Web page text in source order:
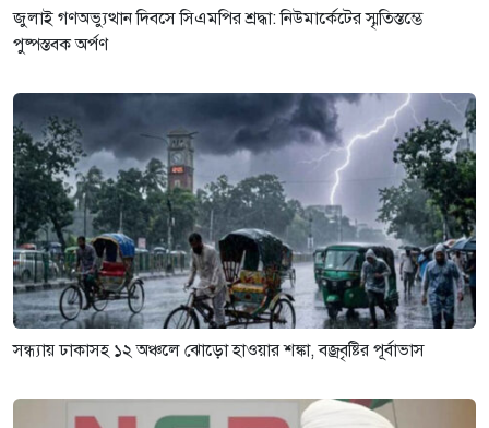
জুলাই গণঅভ্যুত্থান দিবসে সিএমপির শ্রদ্ধা: নিউমার্কেটের স্মৃতিস্তম্ভে
পুষ্পস্তবক অর্পণ
সন্ধ্যায় ঢাকাসহ ১২ অঞ্চলে ঝোড়ো হাওয়ার শঙ্কা, বজ্রবৃষ্টির পূর্বাভাস